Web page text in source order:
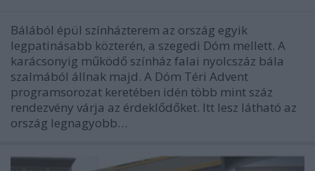
Bálából épül színházterem az ország egyik
legpatinásabb közterén, a szegedi Dóm mellett. A
karácsonyig működő színház falai nyolcszáz bála
szalmából állnak majd. A Dóm Téri Advent
programsorozat keretében idén több mint száz
rendezvény várja az érdeklődőket. Itt lesz látható az
ország legnagyobb…